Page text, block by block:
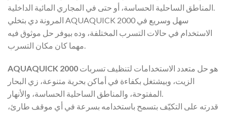
المرونة دي بتخلي AQUAQUICK 2000 سهل وسريع في
الاستخدام في حالات التسرب المختلفة، وده بيوفر حل موثوق فيه
AQUAQUICK 2000
الزيت، وبيشتغل بكفاءة في أماكن بحرية متنوعة، زي البحار
المفتوحة، والمناطق الساحلية الحساسة، والأنهار.
قدرته على التكيّف بتسمح باستخدامه بسرعة في أي موقف طارئ،